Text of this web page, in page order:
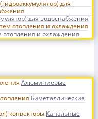
для водоснабжения
и охлаждения
Алюминиевые
Биметаллические
Канальные